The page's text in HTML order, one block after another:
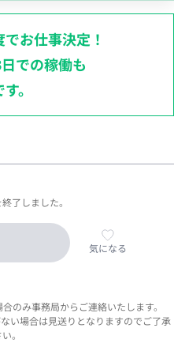
お仕事決定！
での稼働も
。
了しました。
気になる
のみ事務局からご連絡いたします。
い場合は見送りとなりますのでご了承
。